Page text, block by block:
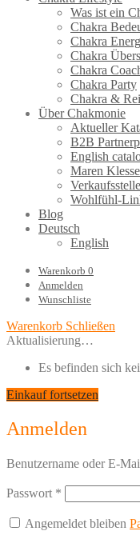
Was ist ein
Chakra
Chakra
Chakra
Chakra
Chakra Party
Chakra &
Über Chakmonie
Aktueller
B2B
English
Maren
Wohlfühl-
Blog
Deutsch
English
Warenkorb 0
Anmelden
Wunschliste
Warenkorb Schließen
Aktualisierung…
Es befinden sich
Einkauf fortsetzen
Anmelden
Benutzername oder E-
Passwort *
Angemeldet bleiben